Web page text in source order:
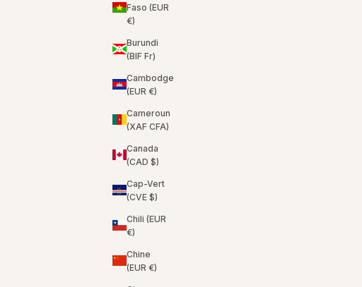
Faso (EUR
€)
Burundi
(BIF Fr)
Cambodge
(EUR €)
Cameroun
(XAF CFA)
Canada
(CAD $)
Cap-Vert
(CVE $)
Chili (EUR
€)
Chine
(EUR €)